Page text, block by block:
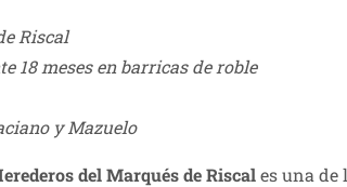
Riscal
18 meses en barricas de roble
y Mazuelo
del Marqués de Riscales una de